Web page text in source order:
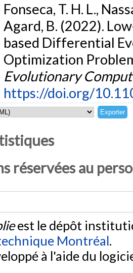
Fonseca, T. H. L.,
Agard, B. (2022).
based Differential
Optimization
Evolutionary
https://doi.org/
réservées au
est le dépôt
Montréal.
à l'aide du